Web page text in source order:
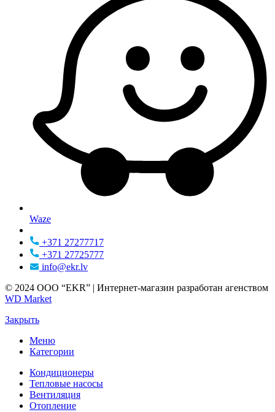
Waze
+371 27277717
+371 27725777
info@ekr.lv
© 2024 ООО “EKR” | Интернет-магазин разработан агенством
WD Market
Закрыть
Меню
Категории
Кондиционеры
Тепловые насосы
Вентиляция
Отопление